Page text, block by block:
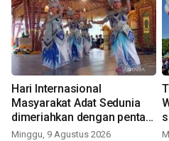
Hari Internasional
Masyarakat Adat Sedunia
dimeriahkan dengan pentas
seni budaya Bali
Minggu, 9 Agustus 2026